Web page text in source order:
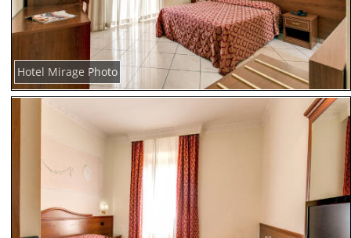
Hotel Mirage Photo